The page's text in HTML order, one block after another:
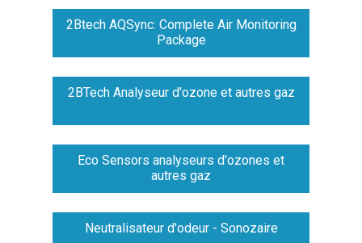
2Btech AQSync: Complete Air Monitoring
Package
2BTech Analyseur d'ozone et autres gaz
Eco Sensors analyseurs d'ozones et
autres gaz
Neutralisateur d'odeur - Sonozaire